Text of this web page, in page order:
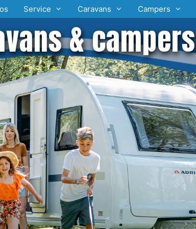
Service Caravans Campers
& campers